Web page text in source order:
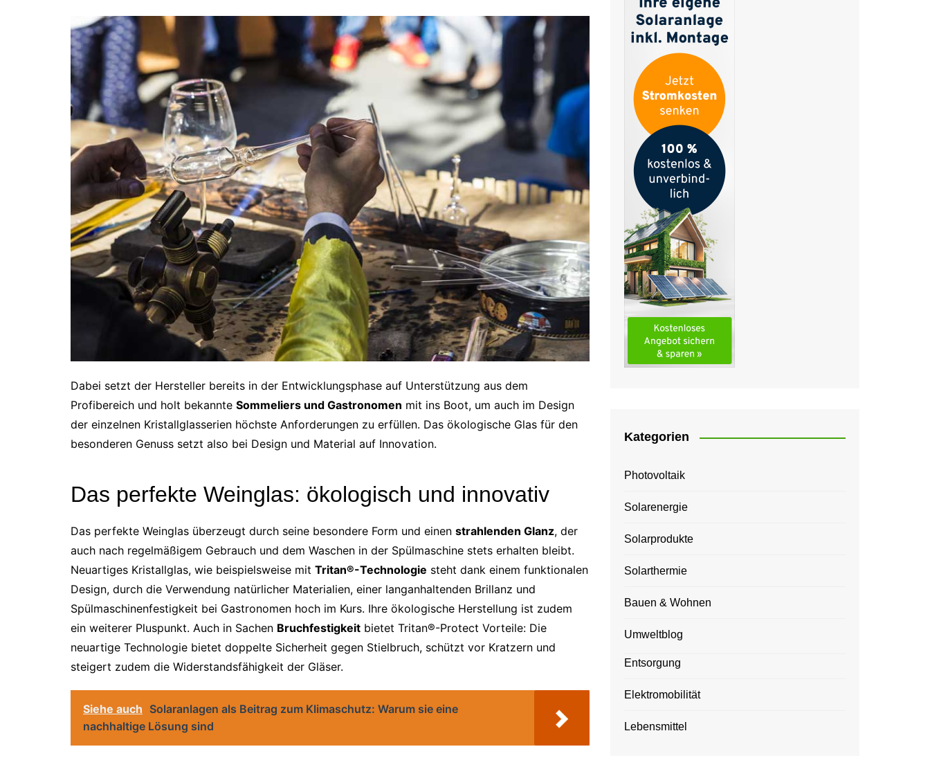
Dabei setzt der Hersteller bereits in der Entwicklungsphase auf Unterstützung aus dem
Profibereich und holt bekannte Sommeliers und Gastronomen mit ins Boot, um auch im Design
der einzelnen Kristallglasserien höchste Anforderungen zu erfüllen. Das ökologische Glas für den
besonderen Genuss setzt also bei Design und Material auf Innovation.
Das perfekte Weinglas: ökologisch und innovativ
Das perfekte Weinglas überzeugt durch seine besondere Form und einen strahlenden Glanz, der
auch nach regelmäßigem Gebrauch und dem Waschen in der Spülmaschine stets erhalten bleibt.
Neuartiges Kristallglas, wie beispielsweise mit Tritan®-Technologie steht dank einem funktionalen
Design, durch die Verwendung natürlicher Materialien, einer langanhaltenden Brillanz und
Spülmaschinenfestigkeit bei Gastronomen hoch im Kurs. Ihre ökologische Herstellung ist zudem
ein weiterer Pluspunkt. Auch in Sachen Bruchfestigkeit bietet Tritan®-Protect Vorteile: Die
neuartige Technologie bietet doppelte Sicherheit gegen Stielbruch, schützt vor Kratzern und
steigert zudem die Widerstandsfähigkeit der Gläser.
Siehe auch Solaranlagen als Beitrag zum Klimaschutz: Warum sie eine
nachhaltige Lösung sind
Kategorien
Photovoltaik
Solarenergie
Solarprodukte
Solarthermie
Bauen & Wohnen
Umweltblog
Entsorgung
Elektromobilität
Lebensmittel